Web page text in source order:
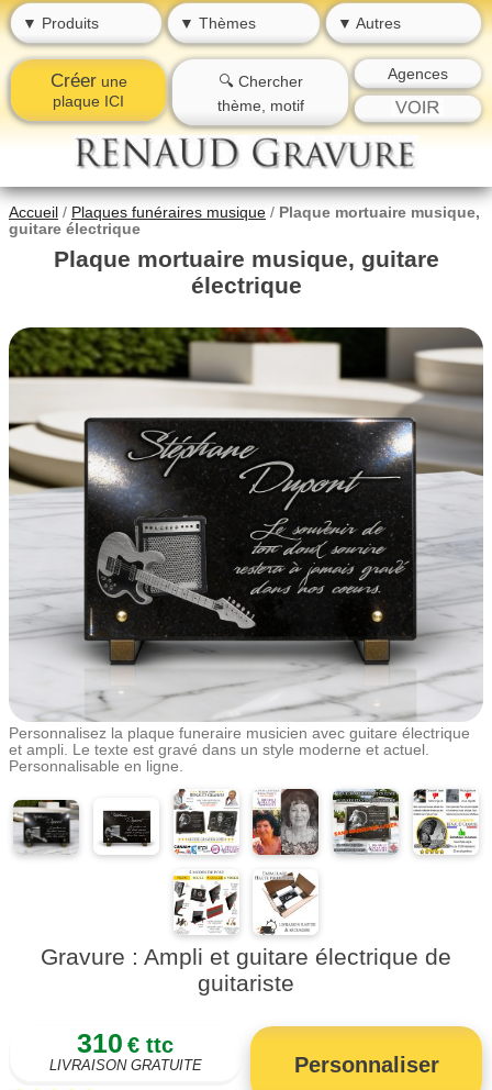
▼ Produits ▼ Thèmes ▼ Autres
Créerune
plaque ICI
🔍 Chercher
thème, motif
Agences
Accueil / Plaques funéraires musique / Plaque mortuaire musique,
guitare électrique
Plaque mortuaire musique, guitare
électrique
Personnalisez la plaque funeraire musicien avec guitare électrique
et ampli. Le texte est gravé dans un style moderne et actuel.
Personnalisable en ligne.
Gravure : Ampli et guitare électrique de
guitariste
310 € ttc
LIVRAISON GRATUITE Personnaliser